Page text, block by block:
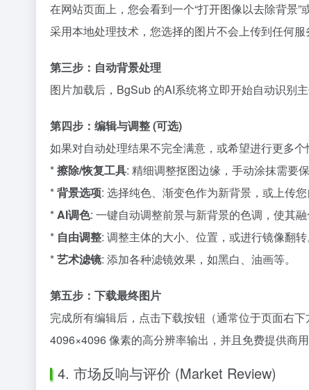
在网站页面上，您会看到一个“打开图像以去除背景
采用本地处理技术，您选择的图片不会上传到任何
第三步：自动背景处理
图片加载后，BgSub 的AI系统将立即开始自动识别
第四步：编辑与调整 (可选)
如果对自动处理结果不完全满意，或希望进行更多
*擦除/恢复工具: 精细调整抠图边缘，手动涂抹需要
*背景选项: 选择纯色、渐变色作为新背景，或上传您
*AI调色: 一键自动调整前景与新背景的色调，使其融
* 自由调整: 调整主体的大小、位置，或进行镜像翻转
*艺术滤镜: 添加各种滤镜效果，如黑白、油画等。
第五步：下载最终图片
完成所有编辑后，点击下载按钮（通常位于页面右
4096×4096 像素的高分辨率输出，并且免费提供商用
4. 市场反响与评价 (Market Review)